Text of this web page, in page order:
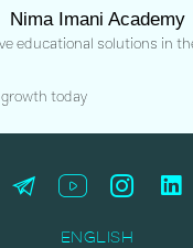
Nima Imani Academy
educational solutions in
today
ENGLISH